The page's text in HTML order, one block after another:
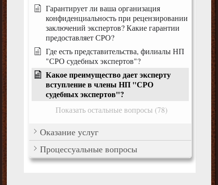
Гарантирует ли ваша организация
конфиденциальность при рецензировании
заключений экспертов? Какие гарантии
предоставляет СРО?
Где есть представительства, филиалы НП
"СРО судебных экспертов"?
Какое преимущество дает эксперту
вступление в члены НП "СРО
судебных экспертов"?
Показать остальные вопросы (78)
Оказание услуг
Процессуальные вопросы